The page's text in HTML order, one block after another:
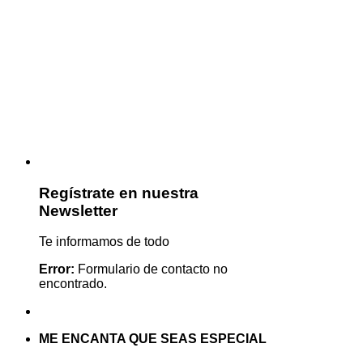
Regístrate en nuestra
Newsletter
Te informamos de todo
Error: Formulario de contacto no
encontrado.
ME ENCANTA QUE SEAS ESPECIAL